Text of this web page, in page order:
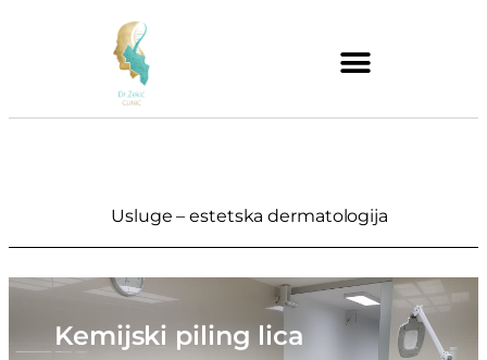
Usluge – estetska dermatologija
Kemijski piling lica